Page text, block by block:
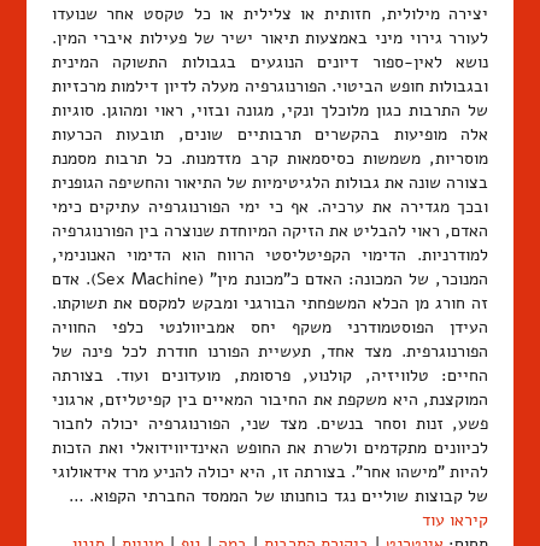
יצירה מילולית, חזותית או צלילית או כל טקסט אחר שנועדו
לעורר גירוי מיני באמצעות תיאור ישיר של פעילות איברי המין.
נושא לאין-ספור דיונים הנוגעים בגבולות התשוקה המינית
ובגבולות חופש הביטוי. הפורנוגרפיה מעלה לדיון דילמות מרכזיות
של התרבות כגון מלוכלך ונקי, מגונה ובזוי, ראוי ומהוגן. סוגיות
אלה מופיעות בהקשרים תרבותיים שונים, תובעות הכרעות
מוסריות, משמשות כסיסמאות קרב מזדמנות. כל תרבות מסמנת
בצורה שונה את גבולות הלגיטימיות של התיאור והחשיפה הגופנית
ובכך מגדירה את ערכיה. אף כי ימי הפורנוגרפיה עתיקים כימי
האדם, ראוי להבליט את הזיקה המיוחדת שנוצרה בין הפורנוגרפיה
למודרניות. הדימוי הקפיטליסטי הרווח הוא הדימוי האנונימי,
המנוכר, של המכונה: האדם כ"מכונת מין" (Sex Machine). אדם
זה חורג מן הכלא המשפחתי הבורגני ומבקש למקסם את תשוקתו.
העידן הפוסטמודרני משקף יחס אמביוולנטי כלפי החוויה
הפורנוגרפית. מצד אחד, תעשיית הפורנו חודרת לכל פינה של
החיים: טלוויזיה, קולנוע, פרסומת, מועדונים ועוד. בצורתה
המוקצנת, היא משקפת את החיבור המאיים בין קפיטליזם, ארגוני
פשע, זנות וסחר בנשים. מצד שני, הפורנוגרפיה יכולה לחבור
לכיוונים מתקדמים ולשרת את החופש האינדיווידואלי ואת הזכות
להיות "מישהו אחר". בצורתה זו, היא יכולה להניע מרד אידאולוגי
של קבוצות שוליים נגד כוחנותו של הממסד החברתי הקפוא. …
קיראו עוד